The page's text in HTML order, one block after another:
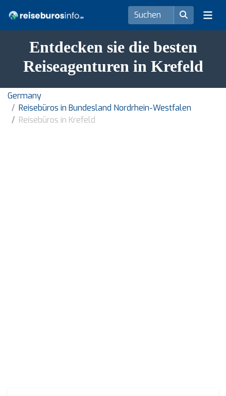
Entdecken sie die besten
Reiseagenturen in Krefeld
Germany
Reisebüros in Bundesland Nordrhein-Westfalen
Reisebüros in Krefeld